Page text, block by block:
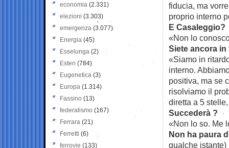
fiducia, ma
proprio interno
E Casaleggio?
«Non lo
Siete ancora
«Siamo in
interno.
positiva, ma se
risolviamo il
diretta a 5
Succederà ?
«Non lo so. Me
Non ha paura
qualche istante)
economia (2.331)
elezioni (3.303)
emergenza (3.077)
Energia (45)
Esselunga (2)
Esteri (784)
Eugenetica (3)
Europa (1.314)
Fassino (13)
federalismo (167)
Ferrara (21)
Ferretti (6)
ferrovie (133)